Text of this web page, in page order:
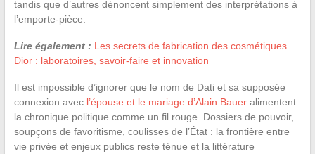
tandis que d’autres dénoncent simplement des interprétations à
l’emporte-pièce.
Lire également : Les secrets de fabrication des cosmétiques
Dior : laboratoires, savoir-faire et innovation
Il est impossible d’ignorer que le nom de Dati et sa supposée
connexion avec l’épouse et le mariage d’Alain Baueralimentent
la chronique politique comme un fil rouge. Dossiers de pouvoir,
soupçons de favoritisme, coulisses de l’État : la frontière entre
vie privée et enjeux publics reste ténue et la littérature